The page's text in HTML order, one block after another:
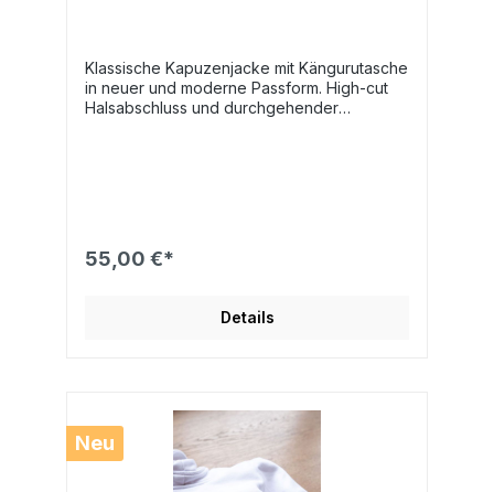
Klassische Kapuzenjacke mit Kängurutasche
in neuer und moderne Passform. High-cut
Halsabschluss und durchgehender
55,00 €*
Details
Neu